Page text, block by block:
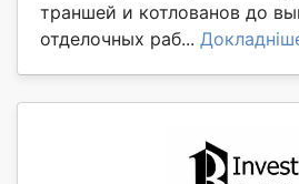
траншей и котлованов до
отделочных раб...